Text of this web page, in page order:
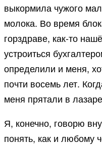
выкормила чужого
молока. Во время
горздраве, как-то
устроиться
определили и меня,
почти восемь лет.
меня прятали в
Я, конечно, говорю
понять, как и любому